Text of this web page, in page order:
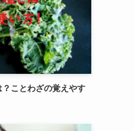
？ことわざの覚えやす